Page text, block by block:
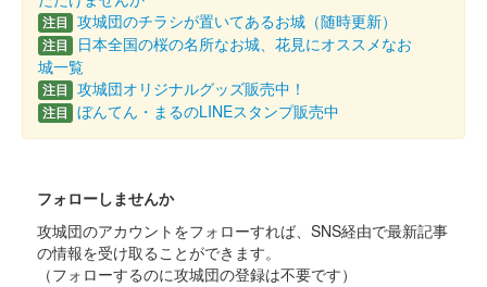
熊本城 御城印 オシロボット 熊本城 デフォルメ版
2024年8月3日〜4日に開催された火の国まつりにブース出展して
いたMIXI_ANIMEブースにて販売された「城郭合体オシロボッ
ツ」とのコラボ御城印。お城EXPO2024でも販売された。
熊本城 御城印 福井市・熊本市姉妹都市提携30周年記
注目 攻城団のチラシが置いてあるお城（随時更新）
注目
日本全国の桜の名所なお城、花見にオススメなお
城一覧
注目 攻城団オリジナルグッズ販売中！
注目 ぼんてん・まるのLINEスタンプ販売中
フォローしませんか
攻城団のアカウントをフォローすれば、SNS経由で最新記事
の情報を受け取ることができます。
（フォローするのに攻城団の登録は不要です）